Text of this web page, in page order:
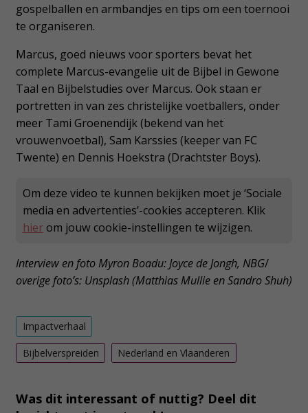
gospelballen en armbandjes en tips om een toernooi
te organiseren.
Marcus, goed nieuws voor sporters bevat het
complete Marcus-evangelie uit de Bijbel in Gewone
Taal en Bijbelstudies over Marcus. Ook staan er
portretten in van zes christelijke voetballers, onder
meer Tami Groenendijk (bekend van het
vrouwenvoetbal), Sam Karssies (keeper van FC
Twente) en Dennis Hoekstra (Drachtster Boys).
Om deze video te kunnen bekijken moet je ‘Sociale
media en advertenties’-cookies accepteren. Klik
hierom jouw cookie-instellingen te wijzigen.
Interview en foto Myron Boadu: Joyce de Jongh, NBG/
overige foto’s: Unsplash (Matthias Mullie en Sandro Shuh)
Impactverhaal
Bijbelverspreiden Nederland en Vlaanderen
Was dit interessant of nuttig? Deel dit